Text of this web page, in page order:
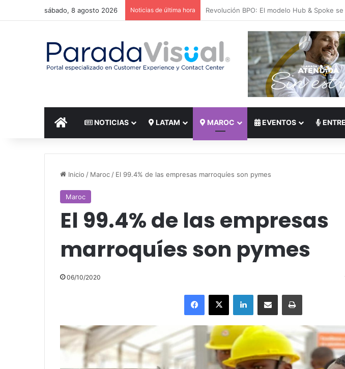
sábado, 8 agosto 2026 Noticias de última hora El reto del Nearshoring: Crisis de talento
INICIO NOTICIAS LATAM MAROC EVENTOS
Inicio / Maroc/ El 99.4% de las empresas marroquíes son pymes
Maroc
El 99.4% de las empresas
marroquíes son pymes
06/10/2020
Facebook
X LinkedInCompartir por correo electrónicoImprimir